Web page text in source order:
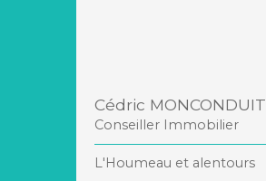
Cédric MONCONDUIT
Conseiller Immobilier
L'Houmeau et alentours